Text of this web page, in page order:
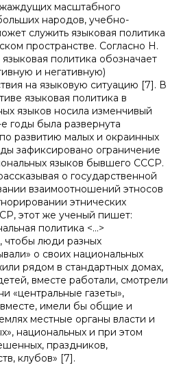
масштабного
народов, учебно-
служить языковая политика
пространстве. Согласно Н.
политика обозначает
и негативную)
на языковую ситуацию [7]. В
языковая политика в
языков носила изменчивый
годы была развернута
развитию малых и окраинных
зафиксировано ограничение
языков бывшего СССР.
о государственной
взаимоотношений этносов
этнических
этот же ученый пишет:
политика <…>
чтобы люди разных
о своих национальных
рядом в стандартных домах,
вместе работали, смотрели
«центральные газеты»,
имели бы общие и
местные органы власти и
национальных и при этом
праздников,
клубов» [7].